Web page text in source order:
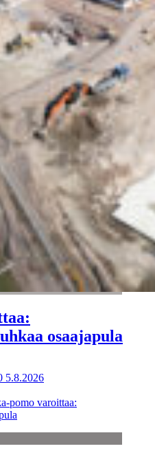
osaajapula
5.8.2026
pomo varoittaa: